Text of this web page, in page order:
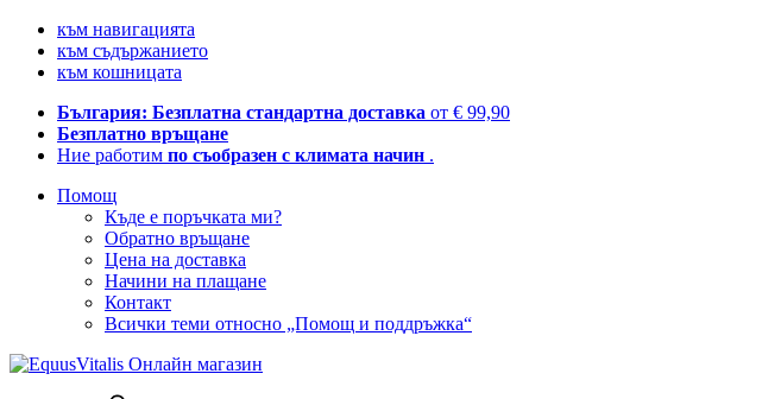
към навигацията
към съдържанието
към кошницата
България: Безплатна стандартна доставка от € 99,90
Безплатно връщане
Ние работим по съобразен с климата начин .
Помощ
Къде е поръчката ми?
Обратно връщане
Цена на доставка
Начини на плащане
Контакт
Всички теми относно „Помощ и поддръжка“